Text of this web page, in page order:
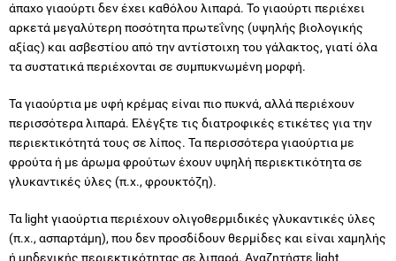
άπαχο γιαούρτι δεν έχει καθόλου λιπαρά. Το γιαούρτι περιέχει
αρκετά μεγαλύτερη ποσότητα πρωτεΐνης (υψηλής βιολογικής
αξίας) και ασβεστίου από την αντίστοιχη του γάλακτος, γιατί όλα
τα συστατικά περιέχονται σε συμπυκνωμένη μορφή.
Τα γιαούρτια με υφή κρέμας είναι πιο πυκνά, αλλά περιέχουν
περισσότερα λιπαρά. Ελέγξτε τις διατροφικές ετικέτες για την
περιεκτικότητά τους σε λίπος. Τα περισσότερα γιαούρτια με
φρούτα ή με άρωμα φρούτων έχουν υψηλή περιεκτικότητα σε
γλυκαντικές ύλες (π.χ., φρουκτόζη).
Τα light γιαούρτια περιέχουν ολιγοθερμιδικές γλυκαντικές ύλες
(π.χ., ασπαρτάμη), που δεν προσδίδουν θερμίδες και είναι χαμηλής
ή μηδενικής περιεκτικότητας σε λιπαρά. Αναζητήστε light